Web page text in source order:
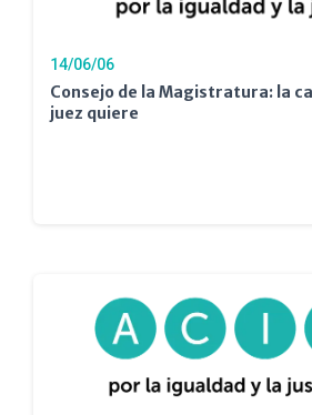
14/06/06
Consejo de la Magistratura: la
juez quiere